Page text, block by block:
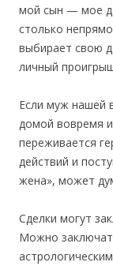
мой сын — мое
столько
выбирает свою
личный
Если муж нашей
домой вовремя
переживается
действий и
жена», может
Сделки могут
Можно